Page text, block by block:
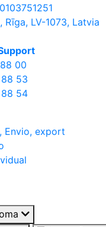
Rīga, LV-1073, Latvia
00
53
88 54
Envio, export